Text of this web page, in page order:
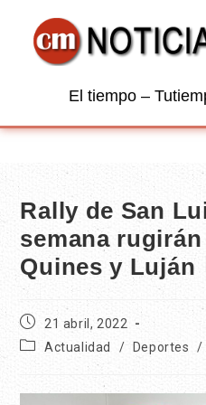
El tiempo –
Rally de San
semana
Quines y Luján
21 abril, 2022
Actualidad
/ Deportes /